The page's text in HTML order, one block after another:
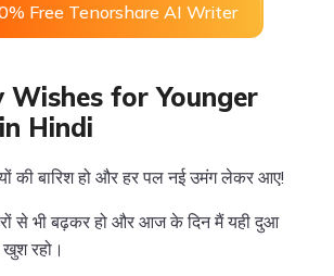
Free Tenorshare AI Writer
for Younger
Hindi
की बारिश हो और हर पल नई उमंग लेकर आए!
से भी बढ़कर हो और आज के दिन मैं यही दुआ
रहो।